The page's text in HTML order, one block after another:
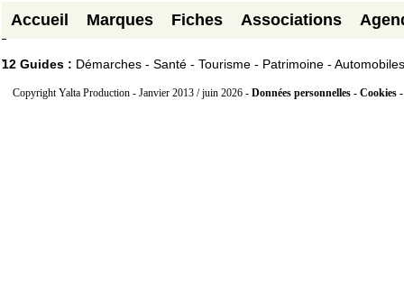
Accueil Marques Fiches Associations
12 Guides : Démarches - Santé - Tourisme - Patrimoine - Automobiles
Copyright Yalta Production - Janvier 2013 / juin 2026 - Données personnelles - Cookies